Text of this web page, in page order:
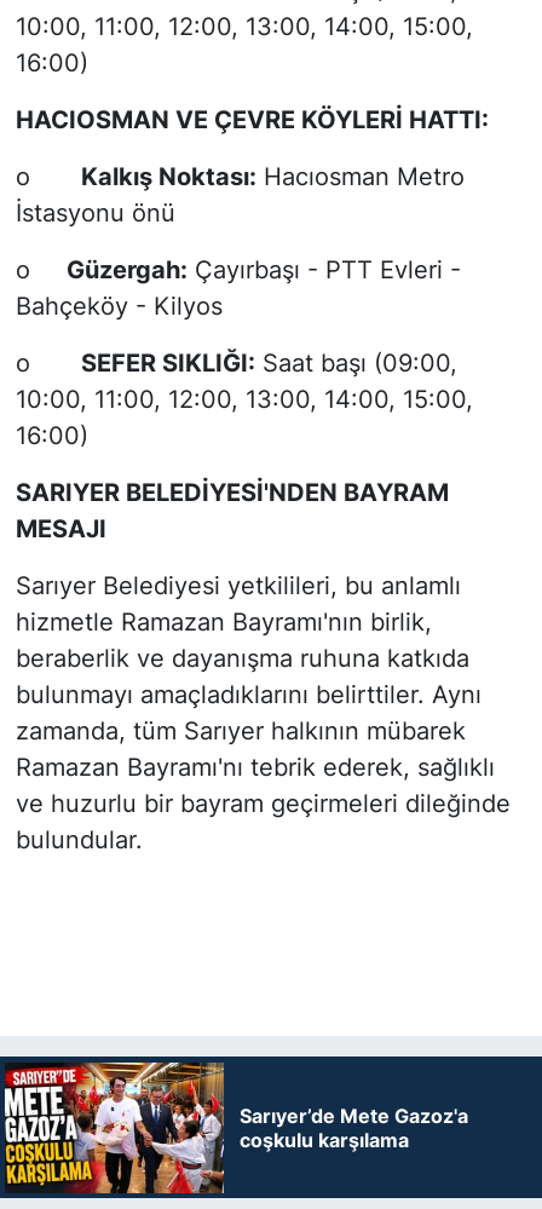
10:00, 11:00, 12:00, 13:00, 14:00, 15:00,
16:00)
HACIOSMAN VE ÇEVRE KÖYLERİ HATTI:
o Kalkış Noktası: Hacıosman Metro
İstasyonu önü
o Güzergah: Çayırbaşı - PTT Evleri -
Bahçeköy - Kilyos
o SEFER SIKLIĞI: Saat başı (09:00,
10:00, 11:00, 12:00, 13:00, 14:00, 15:00,
16:00)
SARIYER BELEDİYESİ'NDEN BAYRAM
MESAJI
Sarıyer Belediyesi yetkilileri, bu anlamlı
hizmetle Ramazan Bayramı'nın birlik,
beraberlik ve dayanışma ruhuna katkıda
bulunmayı amaçladıklarını belirttiler. Aynı
zamanda, tüm Sarıyer halkının mübarek
Ramazan Bayramı'nı tebrik ederek, sağlıklı
ve huzurlu bir bayram geçirmeleri dileğinde
bulundular.
Sarıyer’de Mete Gazoz'a
coşkulu karşılama